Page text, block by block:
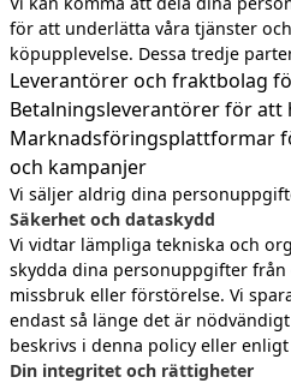
för att underlätta våra tjänster
köpupplevelse. Dessa tredje
Leverantörer och fraktbolag
Betalningsleverantörer för att
Marknadsföringsplattformar
och kampanjer
Vi säljer aldrig dina
Säkerhet och dataskydd
Vi vidtar lämpliga tekniska och
skydda dina personuppgifter
missbruk eller förstörelse. Vi
endast så länge det är
beskrivs i denna policy eller
Din integritet och rättigheter